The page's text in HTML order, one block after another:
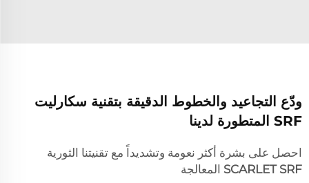
ودّع التجاعيد والخطوط الدقيقة بتقنية سكارليت
SRF المتطورة لدينا
احصل على بشرة أكثر نعومة وتشديداً مع تقنيتنا الثورية
SCARLET SRF المعالجة